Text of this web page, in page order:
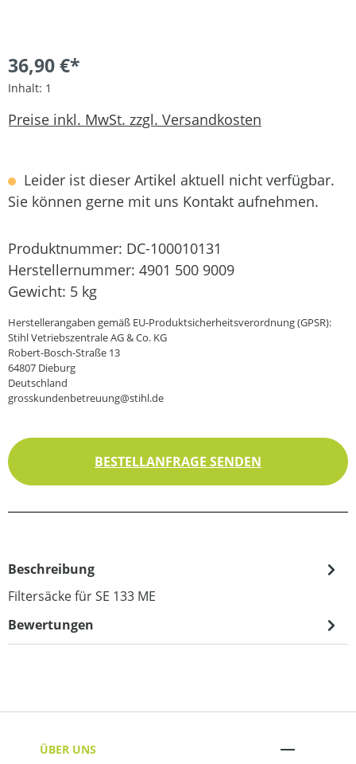
36,90 €*
Inhalt: 1
Preise inkl. MwSt. zzgl. Versandkosten
Leider ist dieser Artikel aktuell nicht verfügbar.
Sie können gerne mit uns Kontakt aufnehmen.
Produktnummer: DC-100010131
Herstellernummer: 4901 500 9009
Gewicht: 5 kg
Herstellerangaben gemäß EU-Produktsicherheitsverordnung (GPSR):
Stihl Vetriebszentrale AG & Co. KG
Robert-Bosch-Straße 13
64807 Dieburg
Deutschland
grosskundenbetreuung@stihl.de
BESTELLANFRAGE SENDEN
Beschreibung
Filtersäcke für SE 133 ME
Bewertungen
ÜBER UNS